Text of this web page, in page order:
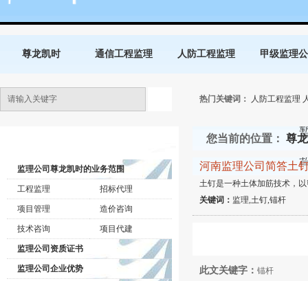
尊龙凯时 通信工程监理 人防工程监理 甲级监理
热门关键词： 人防工程监理
监理公司尊龙凯时的业务范围
工程监理 招标代理
项目管理 造价咨询
技术咨询 项目代建
监理公司资质证书
监理公司企业优势
您当前的位置： 尊
河南监理公司简答土
土钉是一种土体加筋技术，
关键词： 监理,土钉,锚杆
此文关键字： 锚杆